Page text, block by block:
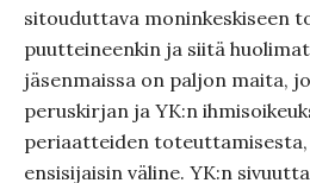
sitouduttava moninkeskiseen
puutteineenkin ja siitä
jäsenmaissa on paljon maita,
peruskirjan ja YK:n
periaatteiden
ensisijaisin väline. YK:n